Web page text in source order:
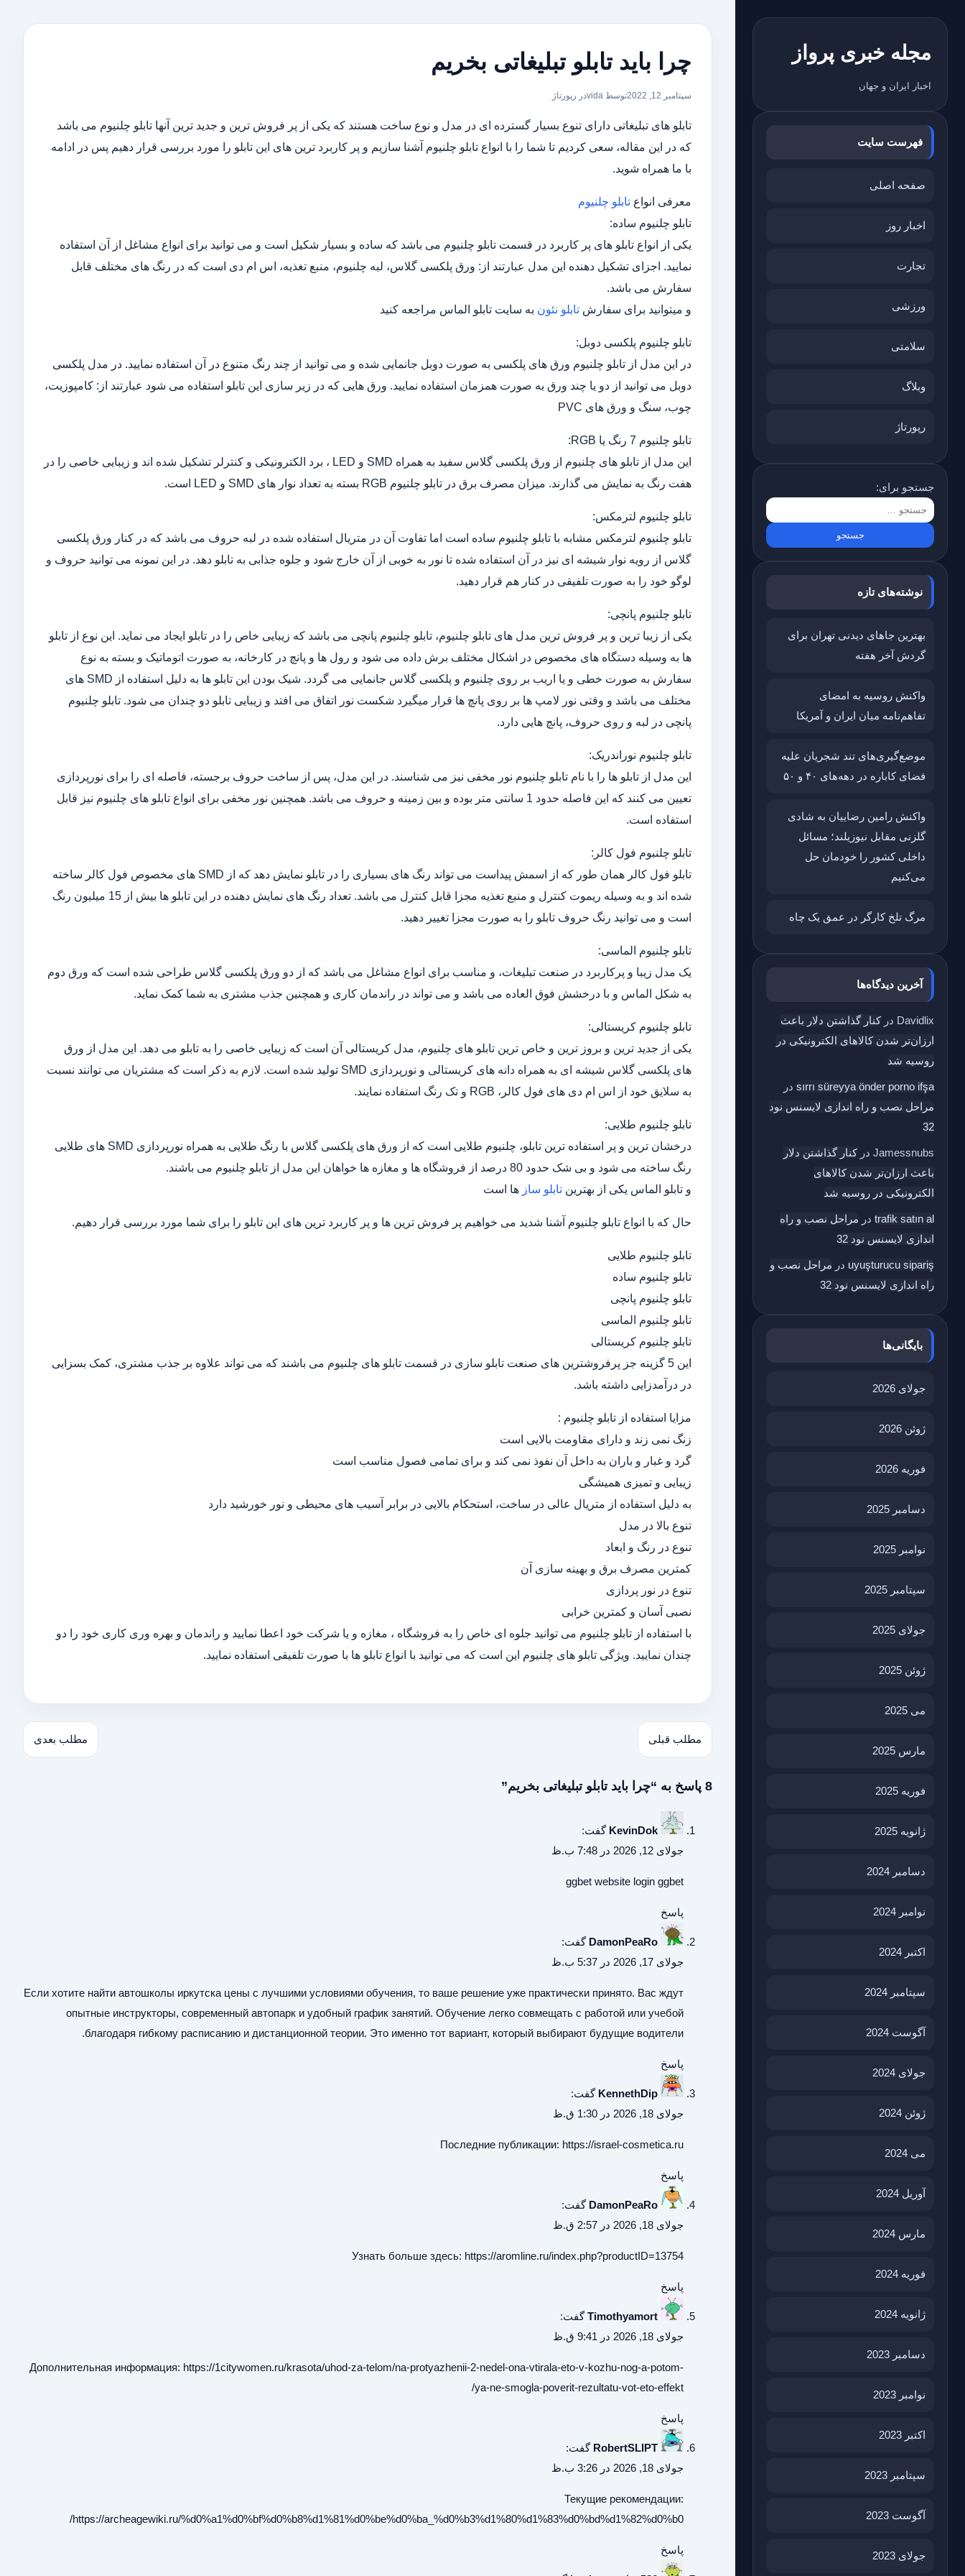
مجله خبری پرواز
اخبار ایران و جهان
فهرست سایت
صفحه اصلی
اخبار روز
تجارت
ورزشی
سلامتی
وبلاگ
رپورتاژ
جستجو برای:
نوشته‌های تازه
بهترین جاهای دیدنی تهران برای
گردش آخر هفته
واکنش روسیه به امضای
تفاهم‌نامه میان ایران و آمریکا
موضع‌گیری‌های تند شجریان علیه
فضای کاباره در دهه‌های ۴۰ و ۵۰
واکنش رامین رضاییان به شادی
گلزنی مقابل نیوزیلند؛ مسائل
داخلی کشور را خودمان حل
می‌کنیم
مرگ تلخ کارگر در عمق یک چاه
آخرین دیدگاه‌ها
Davidlix درکنار گذاشتن دلار باعث
ارزان‌تر شدن کالاهای الکترونیکی در
روسیه شد
sırrı süreyya önder porno ifşa در
مراحل نصب و راه اندازی لایسنس نود
32
Jamessnubs درکنار گذاشتن دلار
باعث ارزان‌تر شدن کالاهای
الکترونیکی در روسیه شد
trafik satın al در مراحل نصب و راه
اندازی لایسنس نود 32
uyuşturucu sipariş در مراحل نصب و
راه اندازی لایسنس نود 32
بایگانی‌ها
جولای 2026
ژوئن 2026
فوریه 2026
دسامبر 2025
نوامبر 2025
سپتامبر 2025
جولای 2025
ژوئن 2025
می 2025
مارس 2025
فوریه 2025
ژانویه 2025
دسامبر 2024
نوامبر 2024
اکتبر 2024
سپتامبر 2024
آگوست 2024
جولای 2024
ژوئن 2024
می 2024
آوریل 2024
مارس 2024
فوریه 2024
ژانویه 2024
دسامبر 2023
نوامبر 2023
اکتبر 2023
سپتامبر 2023
آگوست 2023
جولای 2023
چرا باید تابلو تبلیغاتی بخریم
سپتامبر 12, 2022 توسط vida در رپورتاژ
تابلو های تبلیغاتی دارای تنوع بسیار گسترده ای در مدل و نوع ساخت هستند که یکی از پر فروش ترین و جدید ترین آنها تابلو چلنیوم می باشد
که در این مقاله، سعی کردیم تا شما را با انواع تابلو چلنیوم آشنا سازیم و پر کاربرد ترین های این تابلو را مورد بررسی قرار دهیم پس در ادامه
با ما همراه شوید.
معرفی انواع تابلو چلنیوم
تابلو چلنیوم ساده:
یکی از انواع تابلو های پر کاربرد در قسمت تابلو چلنیوم می باشد که ساده و بسیار شکیل است و می توانید برای انواع مشاغل از آن استفاده
نمایید. اجزای تشکیل دهنده این مدل عبارتند از: ورق پلکسی گلاس، لبه چلنیوم، منبع تغذیه، اس ام دی است که در رنگ های مختلف قابل
سفارش می باشد.
و میتوانید برای سفارش تابلو نئون به سایت تابلو الماس مراجعه کنید
تابلو چلنیوم پلکسی دوبل:
در این مدل از تابلو چلنیوم ورق های پلکسی به صورت دوبل جانمایی شده و می توانید از چند رنگ متنوع در آن استفاده نمایید. در مدل پلکسی
دوبل می توانید از دو یا چند ورق به صورت همزمان استفاده نمایید. ورق هایی که در زیر سازی این تابلو استفاده می شود عبارتند از: کامپوزیت،
چوب، سنگ و ورق های PVC
تابلو چلنیوم 7 رنگ یا RGB:
این مدل از تابلو های چلنیوم از ورق پلکسی گلاس سفید به همراه SMD و LED ، برد الکترونیکی و کنترلر تشکیل شده اند و زیبایی خاصی را در
هفت رنگ به نمایش می گذارند. میزان مصرف برق در تابلو چلنیوم RGB بسته به تعداد نوار های SMD و LED است.
تابلو چلنیوم لترمکس:
تابلو چلنیوم لترمکس مشابه با تابلو چلنیوم ساده است اما تفاوت آن در متریال استفاده شده در لبه حروف می باشد که در کنار ورق پلکسی
گلاس از رویه نوار شیشه ای نیز در آن استفاده شده تا نور به خوبی از آن خارج شود و جلوه جذابی به تابلو دهد. در این نمونه می توانید حروف و
لوگو خود را به صورت تلفیقی در کنار هم قرار دهید.
تابلو چلنیوم پانچی:
یکی از زیبا ترین و پر فروش ترین مدل های تابلو چلنیوم، تابلو چلنیوم پانچی می باشد که زیبایی خاص را در تابلو ایجاد می نماید. این نوع از تابلو
ها به وسیله دستگاه های مخصوص در اشکال مختلف برش داده می شود و رول ها و پانچ در کارخانه، به صورت اتوماتیک و بسته به نوع
سفارش به صورت خطی و یا اریب بر روی چلنیوم و پلکسی گلاس جانمایی می گردد. شیک بودن این تابلو ها به دلیل استفاده از SMD های
مختلف می باشد و وقتی نور لامپ ها بر روی پانچ ها قرار میگیرد شکست نور اتفاق می افتد و زیبایی تابلو دو چندان می شود. تابلو چلنیوم
پانچی در لبه و روی حروف، پانچ هایی دارد.
تابلو چلنیوم نوراندریک:
این مدل از تابلو ها را با نام تابلو چلنیوم نور مخفی نیز می شناسند. در این مدل، پس از ساخت حروف برجسته، فاصله ای را برای نورپردازی
تعیین می کنند که این فاصله حدود 1 سانتی متر بوده و بین زمینه و حروف می باشد. همچنین نور مخفی برای انواع تابلو های چلنیوم نیز قابل
استفاده است.
تابلو چلنبوم فول کالر:
تابلو فول کالر همان طور که از اسمش پیداست می تواند رنگ های بسیاری را در تابلو نمایش دهد که از SMD های مخصوص فول کالر ساخته
شده اند و به وسیله ریموت کنترل و منبع تغذیه مجزا قابل کنترل می باشد. تعداد رنگ های نمایش دهنده در این تابلو ها بیش از 15 میلیون رنگ
است و می توانید رنگ حروف تابلو را به صورت مجزا تغییر دهید.
تابلو چلنیوم الماسی:
یک مدل زیبا و پرکاربرد در صنعت تبلیغات، و مناسب برای انواع مشاغل می باشد که از دو ورق پلکسی گلاس طراحی شده است که ورق دوم
به شکل الماس و با درخشش فوق العاده می باشد و می تواند در راندمان کاری و همچنین جذب مشتری به شما کمک نماید.
تابلو چلنیوم کریستالی:
یکی از جدید ترین و بروز ترین و خاص ترین تابلو های چلنیوم، مدل کریستالی آن است که زیبایی خاصی را به تابلو می دهد. این مدل از ورق
های پلکسی گلاس شیشه ای به همراه دانه های کریستالی و نورپردازی SMD تولید شده است. لازم به ذکر است که مشتریان می توانند نسبت
به سلایق خود از اس ام دی های فول کالر، RGB و تک رنگ استفاده نمایند.
تابلو چلنیوم طلایی:
درخشان ترین و پر استفاده ترین تابلو، چلنیوم طلایی است که از ورق های پلکسی گلاس با رنگ طلایی به همراه نورپردازی SMD های طلایی
رنگ ساخته می شود و بی شک حدود 80 درصد از فروشگاه ها و مغازه ها خواهان این مدل از تابلو چلنیوم می باشند.
و تابلو الماس یکی از بهترین تابلو ساز ها است
حال که با انواع تابلو چلنیوم آشنا شدید می خواهیم پر فروش ترین ها و پر کاربرد ترین های این تابلو را برای شما مورد بررسی قرار دهیم.
تابلو چلنیوم طلایی
تابلو چلنیوم ساده
تابلو چلنیوم پانچی
تابلو چلنیوم الماسی
تابلو چلنیوم کریستالی
این 5 گزینه جز پرفروشترین های صنعت تابلو سازی در قسمت تابلو های چلنیوم می باشند که می تواند علاوه بر جذب مشتری، کمک بسزایی
در درآمدزایی داشته باشد.
مزایا استفاده از تابلو چلنیوم :
زنگ نمی زند و دارای مقاومت بالایی است
گرد و غبار و باران به داخل آن نفوذ نمی کند و برای تمامی فصول مناسب است
زیبایی و تمیزی همیشگی
به دلیل استفاده از متریال عالی در ساخت، استحکام بالایی در برابر آسیب های محیطی و نور خورشید دارد
تنوع بالا در مدل
تنوع در رنگ و ابعاد
کمترین مصرف برق و بهینه سازی آن
تنوع در نور پردازی
نصبی آسان و کمترین خرابی
با استفاده از تابلو چلنیوم می توانید جلوه ای خاص را به فروشگاه ، مغازه و یا شرکت خود اعطا نمایید و راندمان و بهره وری کاری خود را دو
چندان نمایید. ویژگی تابلو های چلنیوم این است که می توانید با انواع تابلو ها با صورت تلفیقی استفاده نمایید.
مطلب قبلی مطلب بعدی
8 پاسخ به “چرا باید تابلو تبلیغاتی بخریم”
KevinDok گفت:
جولای 12, 2026 در 7:48 ب.ظ
ggbet website login ggbet
پاسخ
DamonPeaRo گفت:
جولای 17, 2026 در 5:37 ب.ظ
Если хотите найти автошколы иркутска цены с лучшими условиями обучения, то ваше решение уже практически принято. Вас ждут
опытные инструкторы, современный автопарк и удобный график занятий. Обучение легко совмещать с работой или учебой
благодаря гибкому расписанию и дистанционной теории. Это именно тот вариант, который выбирают будущие водители.
پاسخ
KennethDip گفت:
جولای 18, 2026 در 1:30 ق.ظ
Последние публикации: https://israel-cosmetica.ru
پاسخ
DamonPeaRo گفت:
جولای 18, 2026 در 2:57 ق.ظ
Узнать больше здесь: https://aromline.ru/index.php?productID=13754
پاسخ
Timothyamort گفت:
جولای 18, 2026 در 9:41 ق.ظ
Дополнительная информация: https://1citywomen.ru/krasota/uhod-za-telom/na-protyazhenii-2-nedel-ona-vtirala-eto-v-kozhu-nog-a-potom-
ya-ne-smogla-poverit-rezultatu-vot-eto-effekt/
پاسخ
RobertSLIPT گفت:
جولای 18, 2026 در 3:26 ب.ظ
Текущие рекомендации:
https://archeagewiki.ru/%d0%a1%d0%bf%d0%b8%d1%81%d0%be%d0%ba_%d0%b3%d1%80%d1%83%d0%bd%d1%82%d0%b0/
پاسخ